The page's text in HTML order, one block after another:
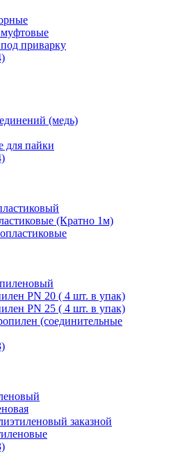
приварку
(медь)
для пайки
(Кратно 1м)
PN 20 ( 4 шт. в упак)
PN 25 ( 4 шт. в упак)
(cоединительные
заказной